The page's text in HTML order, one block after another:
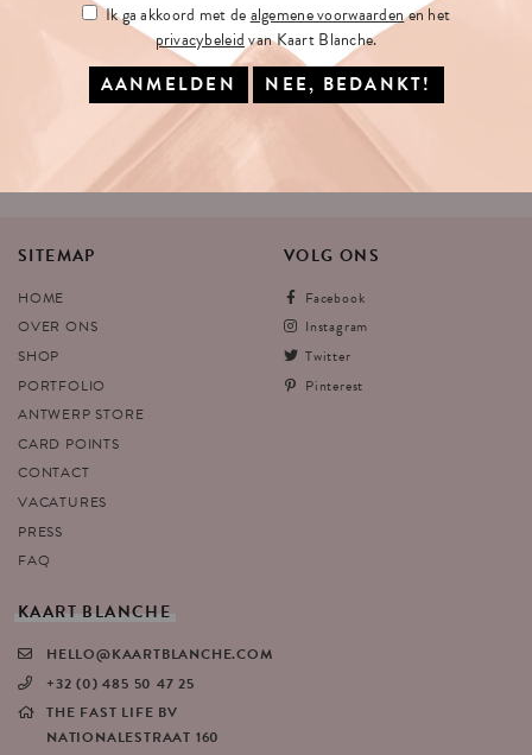
Ik ga akkoord met dealgemene voorwaardenen het
Kaart Blanche.
INSCHRIJVEN
SITEMAP
HOME
OVER ONS
SHOP
PORTFOLIO
ANTWERP STORE
CARD POINTS
CONTACT
VACATURES
PRESS
FAQ
VOLG ONS
Facebook
Instagram
Twitter
Pinterest
KAART BLANCHE
HELLO@KAARTBLANCHE.COM
+32 (0) 485 50 47 25
THE FAST LIFE BV
NATIONALESTRAAT 160
Ik ga akkoord met dealgemene voorwaardenen het
privacybeleidvan Kaart Blanche.